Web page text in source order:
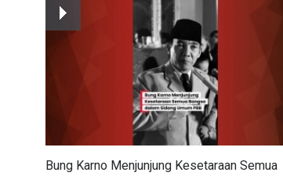
Bung Karno Menjunjung Kesetaraan Semua